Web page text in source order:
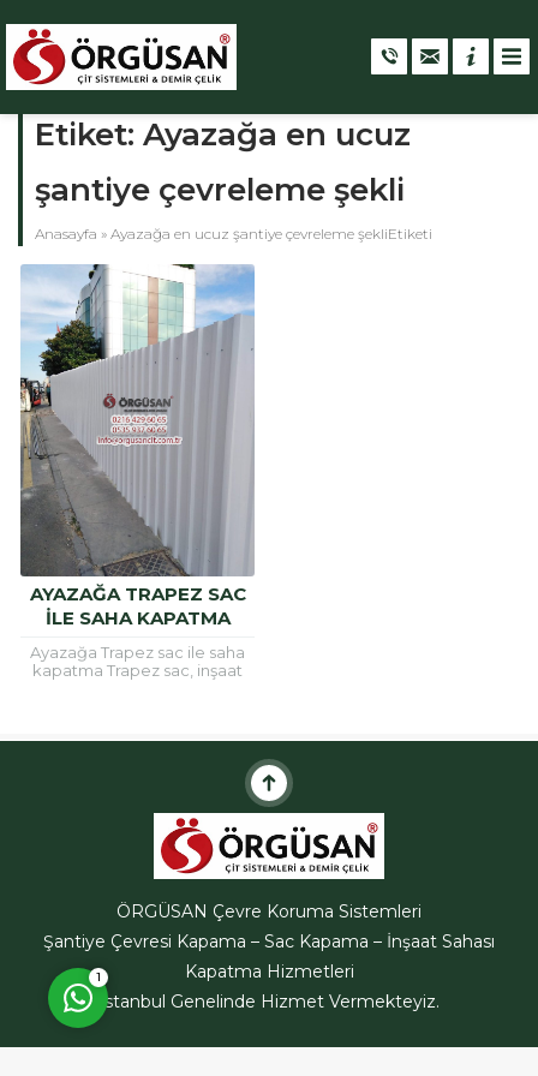
Etiket: Ayazağa en ucuz
şantiye çevreleme şekli
Anasayfa » Ayazağa en ucuz şantiye çevreleme şekliEtiketi
AYAZAĞA TRAPEZ SAC
ILE SAHA KAPATMA
Ayazağa Trapez sac ile saha
kapatma Trapez sac, inşaat
kullanılan bir
ÖRGÜSAN Teklif Hattı
1
ÖRGÜSAN Çevre Koruma Sistemleri
Şantiye Çevresi Kapama – Sac Kapama – İnşaat Sahası
Kapatma Hizmetleri
İstanbul Genelinde Hizmet Vermekteyiz.